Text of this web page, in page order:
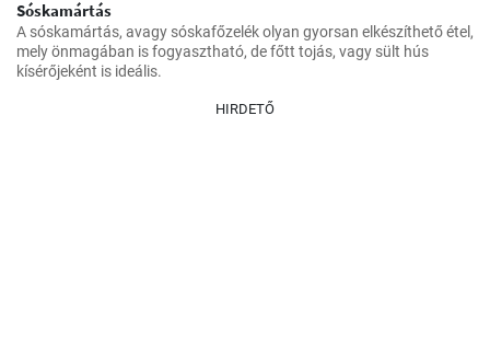
Sóskamártás
A sóskamártás, avagy sóskafőzelék olyan gyorsan elkészíthető étel,
mely önmagában is fogyasztható, de főtt tojás, vagy sült hús
kísérőjeként is ideális.
HIRDETŐ